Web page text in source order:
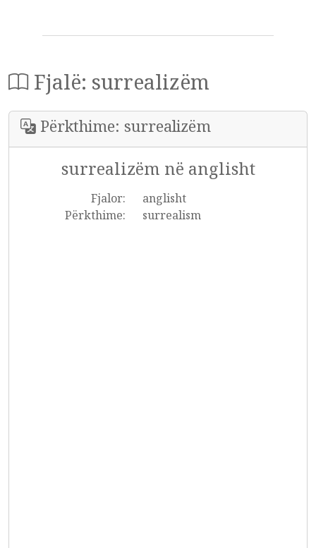
Fjalë: surrealizëm
Përkthime: surrealizëm
surrealizëm në anglisht
Fjalor:
anglisht
Përkthime:
surrealism